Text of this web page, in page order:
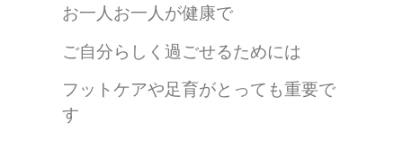
お一人お一人が健康で
ご自分らしく過ごせるためには
フットケアや足育がとっても重要で
す